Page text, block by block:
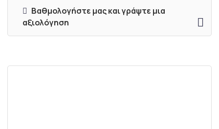
Βαθμολογήστε μας και γράψτε μια
αξιολόγηση